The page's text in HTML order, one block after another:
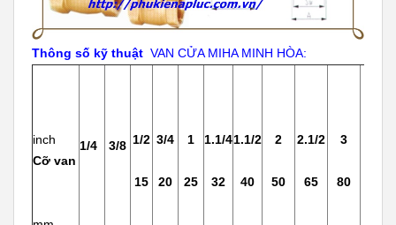
Thông số kỹ thuật VAN CỬA MIHA MINH HÒA:
inch
Cỡ van
1/4 3/8 1/2
15
3/4
20
1
25
1.1/4
32
1.1/2
40
2
50
2.1/2
65
3
80